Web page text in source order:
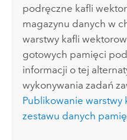
podręczne kafli
magazynu danych w
warstwy kafli
gotowych pamięci
informacji o tej
wykonywania zadań
Publikowanie warstwy
zestawu danych